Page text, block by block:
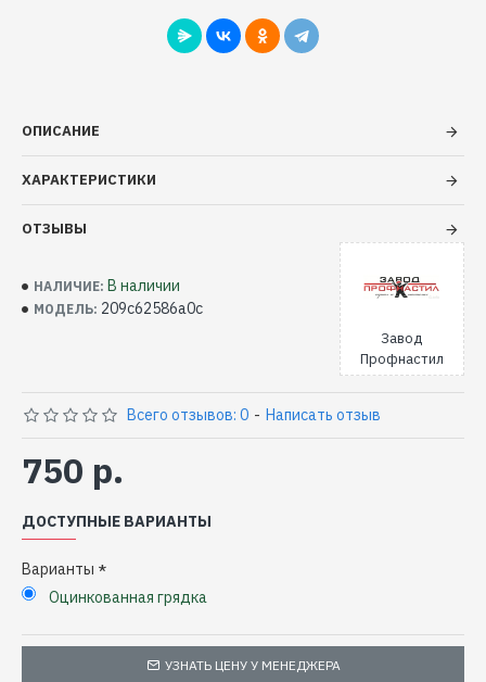
ОПИСАНИЕ
ХАРАКТЕРИСТИКИ
ОТЗЫВЫ
НАЛИЧИЕ: В наличии
МОДЕЛЬ: 209c62586a0c
Завод
Профнастил
Всего отзывов: 0 - Написать отзыв
750 р.
ДОСТУПНЫЕ ВАРИАНТЫ
Варианты
Оцинкованная грядка
УЗНАТЬ ЦЕНУ У МЕНЕДЖЕРА